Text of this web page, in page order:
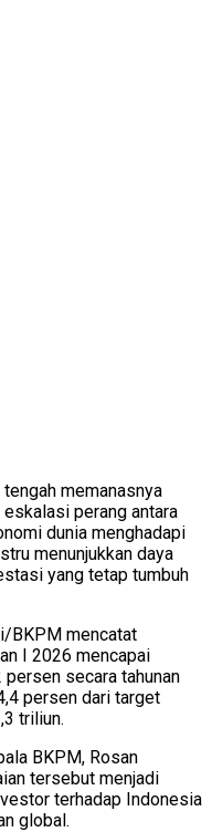
memanasnya
perang antara
dunia menghadapi
menunjukkan daya
yang tetap tumbuh
BKPM mencatat
I 2026 mencapai
persen secara tahunan
persen dari target
triliun.
BKPM, Rosan
tersebut menjadi
terhadap Indonesia
global.